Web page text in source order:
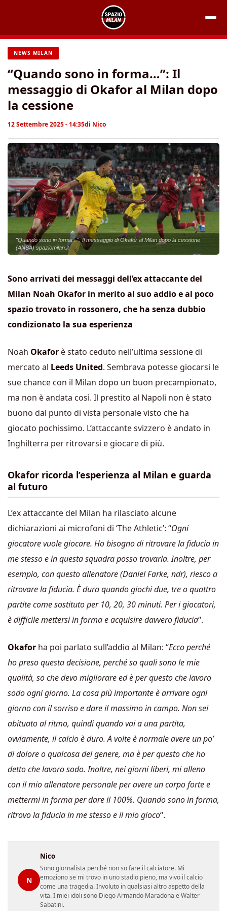
contenuto
NEWS MILAN
“Quando sono in forma…”: Il
messaggio di Okafor al Milan dopo
la cessione
12 Settembre 2025 - 14:35di Nico
"Quando sono in forma...": Il messaggio di Okafor al Milan dopo la cessione
(ANSA) spaziomilan.it
Sono arrivati dei messaggi dell’ex attaccante del
Milan Noah Okafor in merito al suo addio e al poco
spazio trovato in rossonero, che ha senza dubbio
condizionato la sua esperienza
Noah Okafor è stato ceduto nell’ultima sessione di
mercato al Leeds United. Sembrava potesse giocarsi le
sue chance con il Milan dopo un buon precampionato,
ma non è andata così. Il prestito al Napoli non è stato
buono dal punto di vista personale visto che ha
giocato pochissimo. L’attaccante svizzero è andato in
Inghilterra per ritrovarsi e giocare di più.
Okafor ricorda l’esperienza al Milan e guarda
al futuro
L’ex attaccante del Milan ha rilasciato alcune
dichiarazioni ai microfoni di ‘The Athletic’: “Ogni
giocatore vuole giocare. Ho bisogno di ritrovare la fiducia in
me stesso e in questa squadra posso trovarla. Inoltre, per
esempio, con questo allenatore (Daniel Farke, ndr), riesco a
ritrovare la fiducia. È dura quando giochi due, tre o quattro
partite come sostituto per 10, 20, 30 minuti. Per i giocatori,
è difficile mettersi in forma e acquisire davvero fiducia“.
Okafor ha poi parlato sull’addio al Milan: “Ecco perché
ho preso questa decisione, perché so quali sono le mie
qualità, so che devo migliorare ed è per questo che lavoro
sodo ogni giorno. La cosa più importante è arrivare ogni
giorno con il sorriso e dare il massimo in campo. Non sei
abituato al ritmo, quindi quando vai a una partita,
ovviamente, il calcio è duro. A volte è normale avere un po’
di dolore o qualcosa del genere, ma è per questo che ho
detto che lavoro sodo. Inoltre, nei giorni liberi, mi alleno
con il mio allenatore personale per avere un corpo forte e
mettermi in forma per dare il 100%. Quando sono in forma,
ritrovo la fiducia in me stesso e il mio gioco“.
N
Nico
Sono giornalista perché non so fare il calciatore. Mi
emoziono se mi trovo in uno stadio pieno, ma vivo il calcio
come una tragedia. Involuto in qualsiasi altro aspetto della
vita. I miei idoli sono Diego Armando Maradona e Walter
Sabatini.